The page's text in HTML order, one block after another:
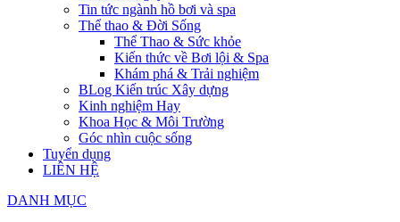
Tin tức ngành hồ bơi và spa
Thể thao & Đời Sống
Thể Thao & Sức khỏe
Kiến thức về Bơi lội & Spa
Khám phá & Trải nghiệm
BLog Kiến trúc Xây dựng
Kinh nghiệm Hay
Khoa Học & Môi Trường
Góc nhìn cuộc sống
Tuyển dụng
LIÊN HỆ
DANH MỤC